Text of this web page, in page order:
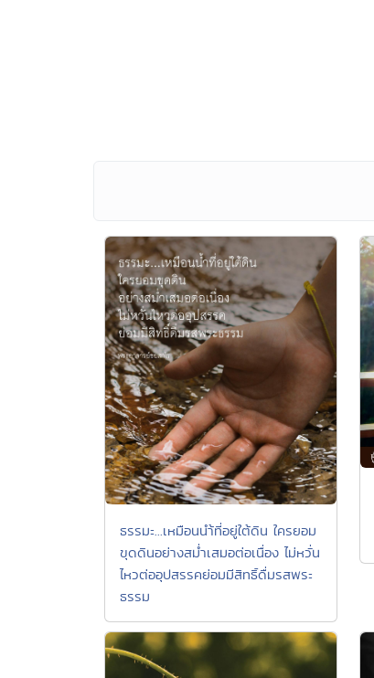
ธรรมะ...เหมือนนำ้ที่อยู่ใต้ดิน ใครยอม
ขุดดินอย่างสม่ำเสมอต่อเนื่อง ไม่หวั่น
ไหวต่ออุปสรรคย่อมมีสิทธิ์ดื่มรสพระ
ธรรม